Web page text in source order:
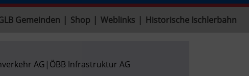
Gemeinden Shop Weblinks Historische Ischlerbahn
AG | ÖBB Infrastruktur AG